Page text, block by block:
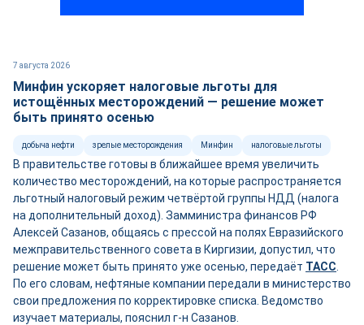
7 августа 2026
Минфин ускоряет налоговые льготы для
истощённых месторождений — решение может
быть принято осенью
добыча нефти зрелые месторождения Минфин налоговые льготы
В правительстве готовы в ближайшее время увеличить
количество месторождений, на которые распространяется
льготный налоговый режим четвёртой группы НДД (налога
на дополнительный доход). Замминистра финансов РФ
Алексей Сазанов, общаясь с прессой на полях Евразийского
межправительственного совета в Киргизии, допустил, что
решение может быть принято уже осенью, передаёт ТАСС
По его словам, нефтяные компании передали в министерство
свои предложения по корректировке списка. Ведомство
изучает материалы, пояснил г-н Сазанов.